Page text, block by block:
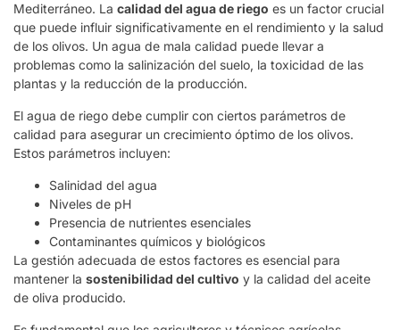
Mediterráneo. La calidad del agua de riego es un factor crucial
que puede influir significativamente en el rendimiento y la salud
de los olivos. Un agua de mala calidad puede llevar a
problemas como la salinización del suelo, la toxicidad de las
plantas y la reducción de la producción.
El agua de riego debe cumplir con ciertos parámetros de
calidad para asegurar un crecimiento óptimo de los olivos.
Estos parámetros incluyen:
Salinidad del agua
Niveles de pH
Presencia de nutrientes esenciales
Contaminantes químicos y biológicos
La gestión adecuada de estos factores es esencial para
mantener la sostenibilidad del cultivo y la calidad del aceite
de oliva producido.